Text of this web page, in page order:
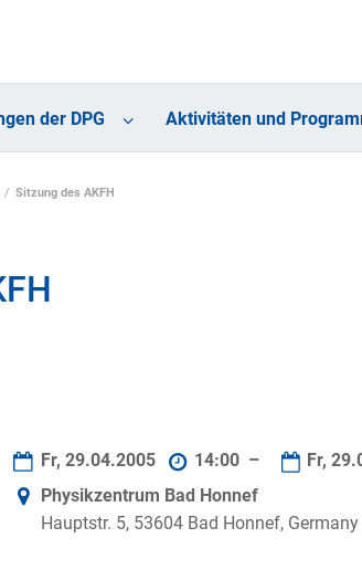
der DPG Aktivitäten und
Sitzung des AKFH
Fr, 29.04.2005 14:00 – Fr,
Physikzentrum Bad Honnef
Hauptstr. 5, 53604 Bad Honnef, Germany